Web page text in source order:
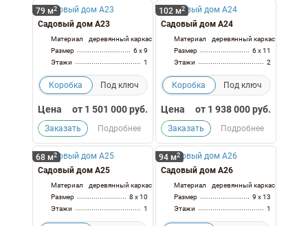
79 м2
Садовый дом А23
Материал
деревянный каркас
Размер
6 x 9
Этажи
1
Коробка Под ключ
Цена от 1 501 000руб.
Заказать Подробнее
102 м2
Садовый дом А24
Материал
деревянный каркас
Размер
6 x 11
Этажи
2
Коробка Под ключ
Цена от 1 938 000руб.
Заказать Подробнее
68 м2
Садовый дом А25
Материал
деревянный каркас
Размер
8 x 10
Этажи
1
94 м2
Садовый дом А26
Материал
деревянный каркас
Размер
9 x 13
Этажи
1